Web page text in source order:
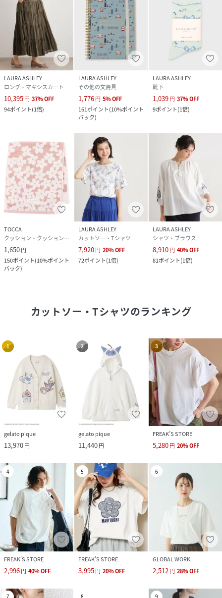
LAURA ASHLEY
ロング・マキシスカート
10,395円 37%OFF
94ポイント(1倍)
LAURA ASHLEY
その他の文房具
1,776円 5%OFF
161ポイント(10%ポイント
バック)
LAURA ASHLEY
靴下
1,039円 37%OFF
9ポイント(1倍)
TOCCA
クッション・クッションカバー
1,650円
150ポイント(10%ポイント
バック)
LAURA ASHLEY
カットソー・Tシャツ
7,920円 20%OFF
72ポイント(1倍)
LAURA ASHLEY
シャツ・ブラウス
8,910円 40%OFF
81ポイント(1倍)
カットソー・Tシャツのランキング
1
gelato pique
13,970円
2
gelato pique
11,440円
3
FREAK’S STORE
5,280円 20%OFF
4
FREAK’S STORE
2,996円 40%OFF
5
FREAK’S STORE
3,995円 20%OFF
6
GLOBAL WORK
2,512円 28%OFF
7 8 9